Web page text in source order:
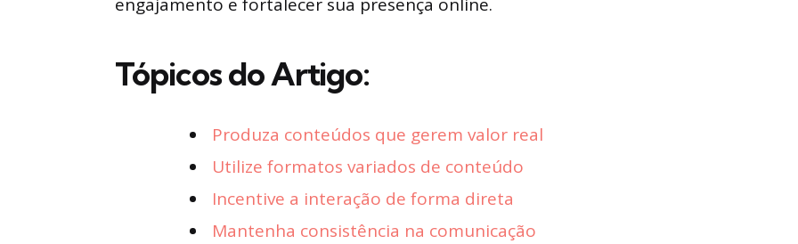
engajamento e fortalecer sua presença online.
Tópicos do Artigo:
Produza conteúdos que gerem valor real
Utilize formatos variados de conteúdo
Incentive a interação de forma direta
Mantenha consistência na comunicação